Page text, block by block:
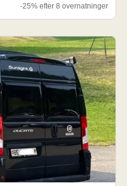
-25% efter 8 overnatninger